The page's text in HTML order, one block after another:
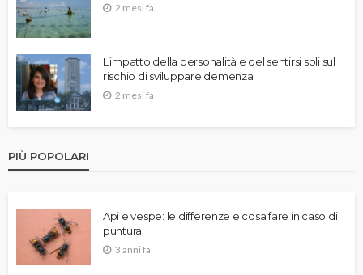
2 mesi fa
L’impatto della personalità e del sentirsi soli sul
rischio di sviluppare demenza
2 mesi fa
PIÙ POPOLARI
Api e vespe: le differenze e cosa fare in caso di
puntura
3 anni fa